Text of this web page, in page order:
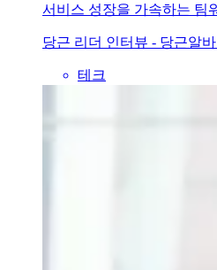
서비스 성장을 가속하는 팀
당근 리더 인터뷰 - 당근알
테크